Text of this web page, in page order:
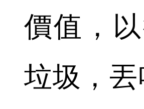
價值，
垃圾，